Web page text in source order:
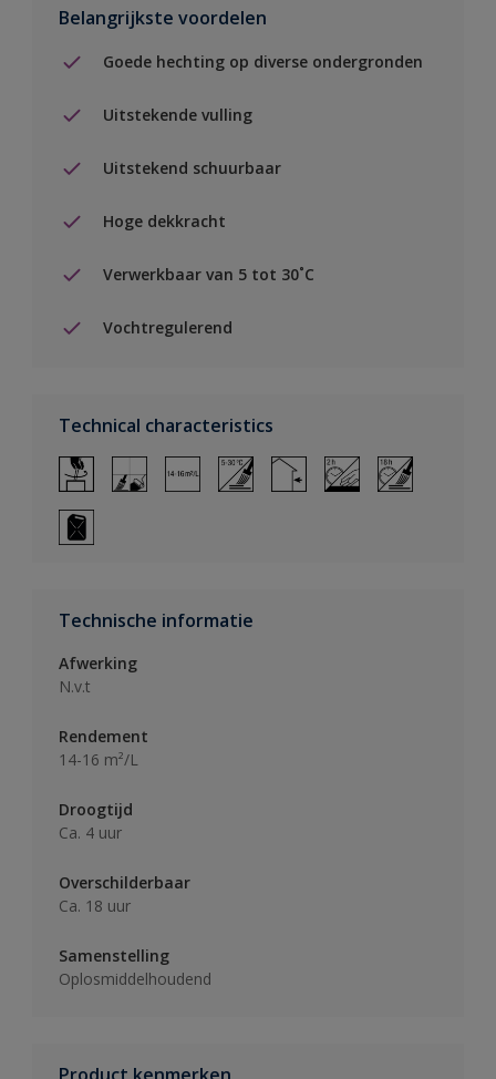
Belangrijkste voordelen
Goede hechting op diverse ondergronden
Uitstekende vulling
Uitstekend schuurbaar
Hoge dekkracht
Verwerkbaar van 5 tot 30˚C
Vochtregulerend
Technical characteristics
Technische informatie
Afwerking
N.v.t
Rendement
14-16 m²/L
Droogtijd
Ca. 4 uur
Overschilderbaar
Ca. 18 uur
Samenstelling
Oplosmiddelhoudend